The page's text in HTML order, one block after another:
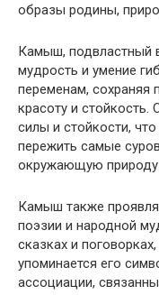
образы родины,
Камыш, подвластный
мудрость и умение
переменам, сохраняя
красоту и
силы и стойкости,
пережить самые
окружающую природу
Камыш также
поэзии и народной
сказках и
упоминается его
ассоциации,